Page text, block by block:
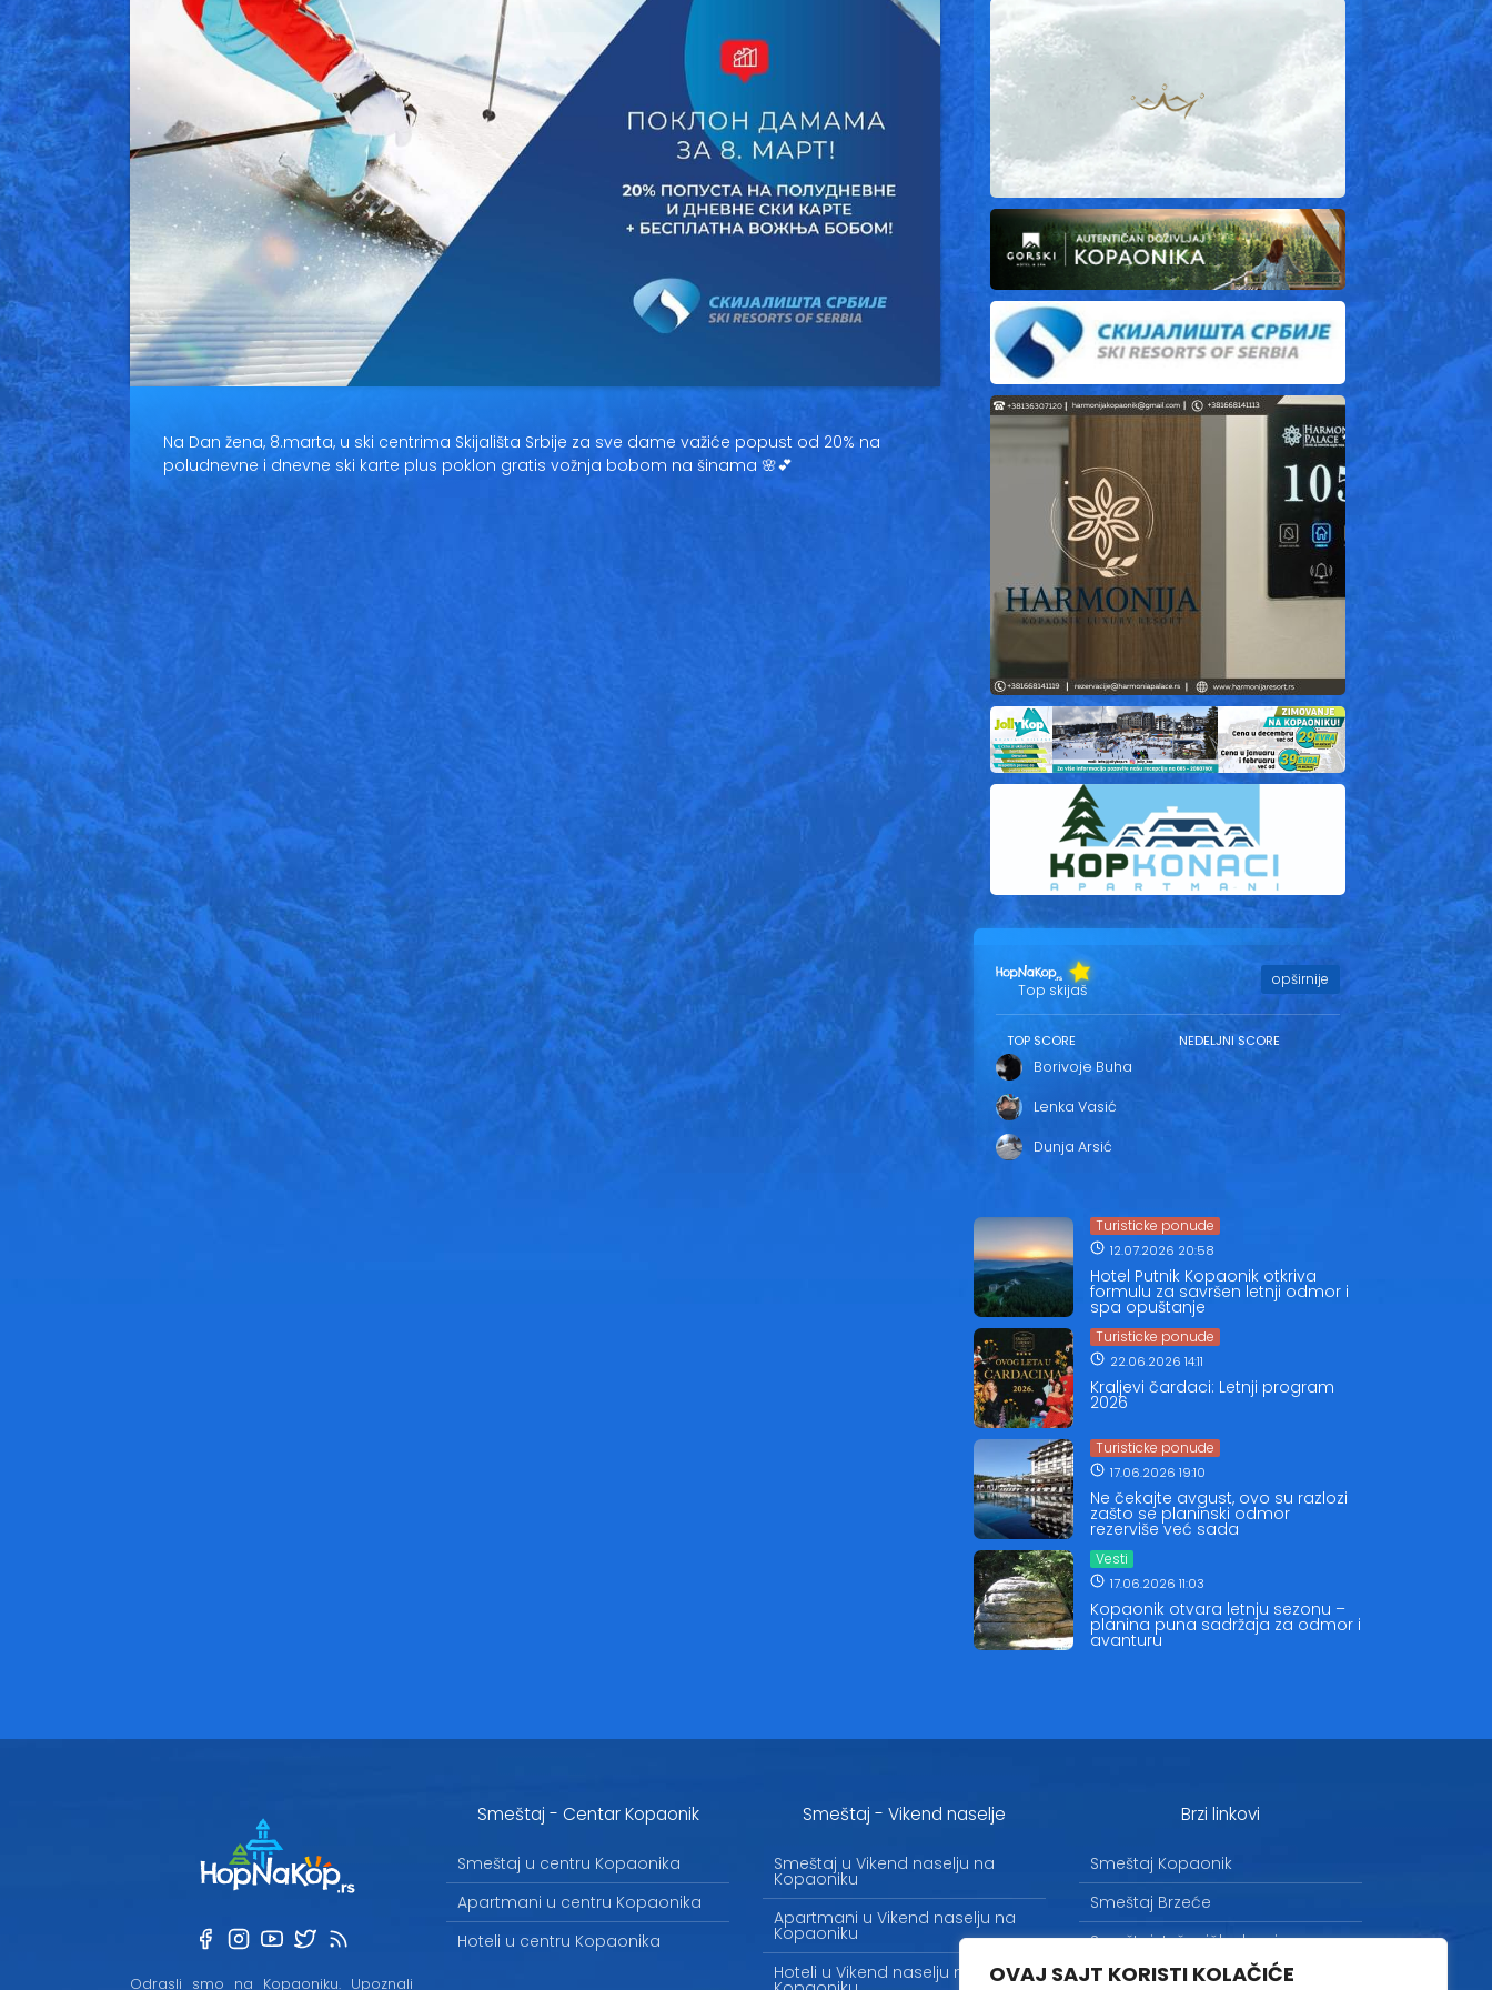
OVAJ SAJT KORISTI KOLAČIĆE
Na Dan žena, 8.marta, u ski centrima Skijališta Srbije za sve dame važiće popust od 20% na
poludnevne i dnevne ski karte plus poklon gratis vožnja bobom na šinama 🌸💕
Top skijaš
opširnije
TOP SCORE
Borivoje Buha
Lenka Vasić
Dunja Arsić
NEDELJNI SCORE
Turisticke ponude
12.07.2026 20:58
Hotel Putnik Kopaonik otkriva
formulu za savršen letnji odmor i
spa opuštanje
Turisticke ponude
22.06.2026 14:11
Kraljevi čardaci: Letnji program
2026
Turisticke ponude
17.06.2026 19:10
Ne čekajte avgust, ovo su razlozi
zašto se planinski odmor
rezerviše već sada
Vesti
17.06.2026 11:03
Kopaonik otvara letnju sezonu –
planina puna sadržaja za odmor i
avanturu
Odrasli smo na Kopaoniku. Upoznali
Smeštaj - Centar Kopaonik
Smeštaj u centru Kopaonika
Apartmani u centru Kopaonika
Hoteli u centru Kopaonika
Smeštaj - Vikend naselje
Smeštaj u Vikend naselju na
Kopaoniku
Apartmani u Vikend naselju na
Kopaoniku
Hoteli u Vikend naselju na
Brzi linkovi
Smeštaj Kopaonik
Smeštaj Brzeće
Smeštaj Jošanička banja
Uslovi korišćenja